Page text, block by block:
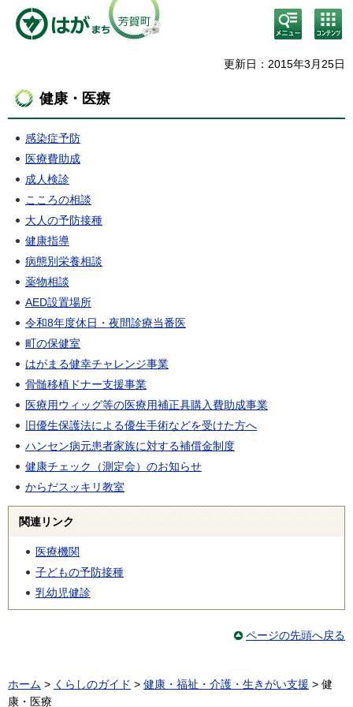
検
索・
メニ
コン
テン
ニュ
更新日：2015年3月25日
健康・医療
感染症予防
医療費助成
成人検診
こころの相談
大人の予防接種
健康指導
病態別栄養相談
薬物相談
AED設置場所
令和8年度休日・夜間診療当番医
町の保健室
はがまる健幸チャレンジ事業
骨髄移植ドナー支援事業
医療用ウィッグ等の医療用補正具購入費助成事業
旧優生保護法による優生手術などを受けた方へ
ハンセン病元患者家族に対する補償金制度
健康チェック（測定会）のお知らせ
からだスッキリ教室
関連リンク
医療機関
子どもの予防接種
乳幼児健診
ページの先頭へ戻る
ホーム > くらしのガイド > 健康・福祉・介護・生きがい支援 > 健
康・医療